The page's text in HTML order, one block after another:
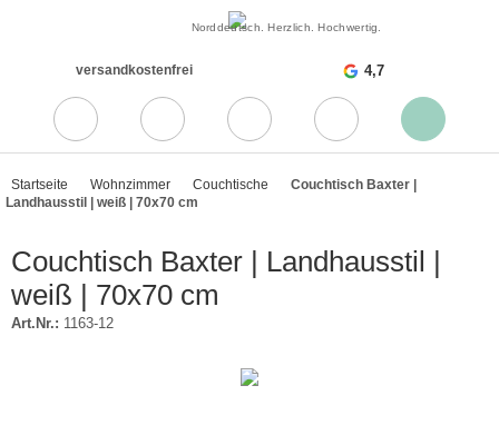
Norddeutsch. Herzlich. Hochwertig.
versandkostenfrei 4,7
Startseite Wohnzimmer Couchtische
Couchtisch Baxter |
Landhausstil | weiß | 70x70 cm
Couchtisch Baxter | Landhausstil |
weiß | 70x70 cm
Art.Nr.: 1163-12